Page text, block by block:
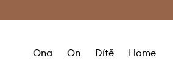
Ona On Dítě Home